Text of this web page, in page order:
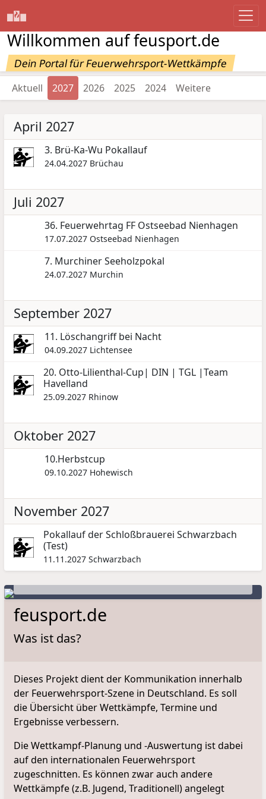
Willkommen auf feusport.de
Dein Portal für Feuerwehrsport-Wettkämpfe
Aktuell 2027 2026 2025 2024 Weitere
April 2027
3. Brü-Ka-Wu Pokallauf
24.04.2027 Brüchau
Juli 2027
36. Feuerwehrtag FF Ostseebad Nienhagen
17.07.2027 Ostseebad Nienhagen
7. Murchiner Seeholzpokal
24.07.2027 Murchin
September 2027
11. Löschangriff bei Nacht
04.09.2027 Lichtensee
20. Otto-Lilienthal-Cup| DIN | TGL |Team
Havelland
25.09.2027 Rhinow
Oktober 2027
10.Herbstcup
09.10.2027 Hohewisch
November 2027
Pokallauf der Schloßbrauerei Schwarzbach
(Test)
11.11.2027 Schwarzbach
Cottbus · 01.08.2026
feusport.de
Was ist das?
Dieses Projekt dient der Kommunikation innerhalb
der Feuerwehrsport-Szene in Deutschland. Es soll
die Übersicht über Wettkämpfe, Termine und
Ergebnisse verbessern.
Die Wettkampf-Planung und -Auswertung ist dabei
auf den internationalen Feuerwehrsport
zugeschnitten. Es können zwar auch andere
Wettkämpfe (z.B. Jugend, Traditionell) angelegt